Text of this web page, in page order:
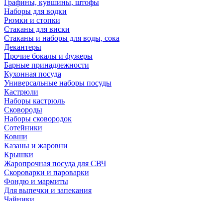
Графины, кувшины, штофы
Наборы для водки
Рюмки и стопки
Стаканы для виски
Стаканы и наборы для воды, сока
Декантеры
Прочие бокалы и фужеры
Барные принадлежности
Кухонная посуда
Универсальные наборы посуды
Кастрюли
Наборы кастрюль
Сковороды
Наборы сковородок
Сотейники
Ковши
Казаны и жаровни
Крышки
Жаропрочная посуда для СВЧ
Скороварки и пароварки
Фондю и мармиты
Для выпечки и запекания